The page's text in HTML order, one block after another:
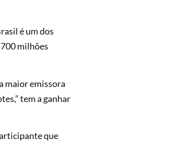
é um dos
milhões
maior emissora
tem a ganhar
que